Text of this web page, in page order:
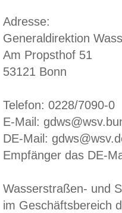
Adresse:
Generaldirektion
Am Propsthof 51
53121 Bonn
Telefon: 0228/7090-0
E-Mail:
DE-Mail:
Empfänger das DE-
Wasserstraßen- und
im Geschäftsbereich